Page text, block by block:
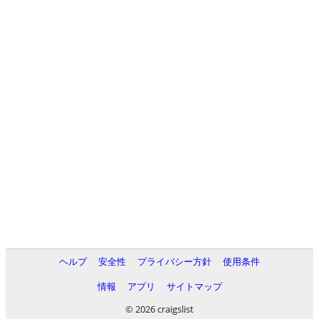
ヘルプ 安全性 プライバシー方針
使用条件
情報
アプリ
サイトマップ
© 2026 craigslist